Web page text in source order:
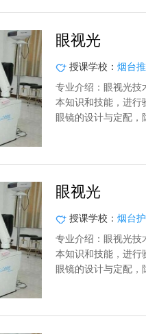
眼视光
授课学校： 烟台
专业介绍：眼视光技
本知识和技能，进行
眼镜的设计与定配
眼视光
授课学校： 烟台
专业介绍：眼视光技
本知识和技能，进行
眼镜的设计与定配